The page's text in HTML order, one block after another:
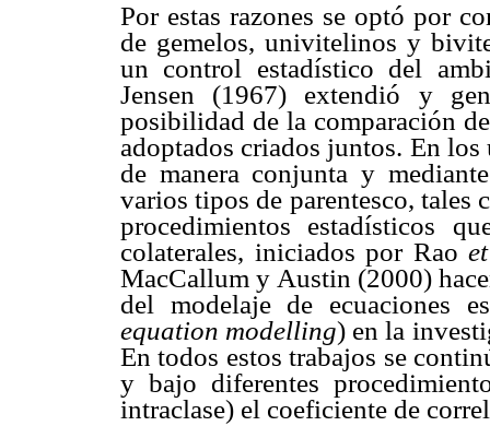
Por estas razones se optó por
de gemelos, univitelinos y
un control estadístico del
Jensen (1967) extendió y
posibilidad de la comparación
adoptados criados juntos. En
de manera conjunta y
varios tipos de parentesco, tales
procedimientos estadísticos
colaterales, iniciados por Rao
MacCallum y Austin (2000)
del modelaje de ecuaciones
equation modelling) en la
En todos estos trabajos se
y bajo diferentes
intraclase) el coeficiente de